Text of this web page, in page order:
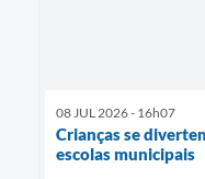
08 JUL 2026 - 16h07
Crianças se
escolas municipais